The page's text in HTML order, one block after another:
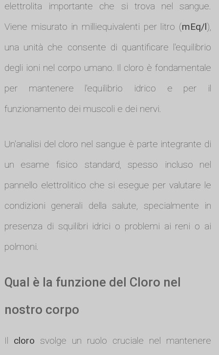
elettrolita importante che si trova nel sangue.
Viene misurato in milliequivalenti per litro (mEq/l),
una unità che consente di quantificare l'equilibrio
degli ioni nel corpo umano. Il cloro è fondamentale
per mantenere l'equilibrio idrico e per il
funzionamento dei muscoli e dei nervi.
Un'analisi del cloro nel sangue è parte integrante di
un esame fisico standard, spesso incluso nel
pannello elettrolitico che si esegue per valutare le
condizioni generali della salute, specialmente in
presenza di squilibri idrici o problemi ai reni o ai
polmoni.
Qual è la funzione del Cloro nel
nostro corpo
Il cloro svolge un ruolo cruciale nel mantenere